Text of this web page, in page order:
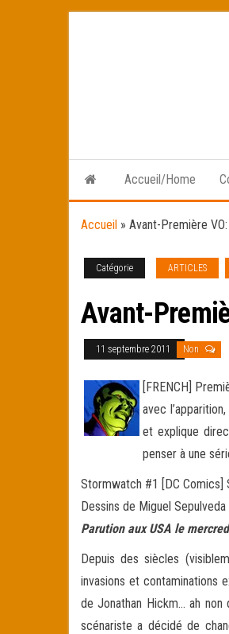
Accueil/Home
Accueil » Avant-Première
Catégorie ARTICLES
Avant-
11 septembre 2011 Non
[FRENCH]
avec
et explique
penser à une
Stormwatch #1 [DC Comics]
Dessins de Miguel Sepulveda
Parution aux USA le
Depuis des siècles
invasions et contaminations
de Jonathan Hickm… ah
scénariste a décidé de